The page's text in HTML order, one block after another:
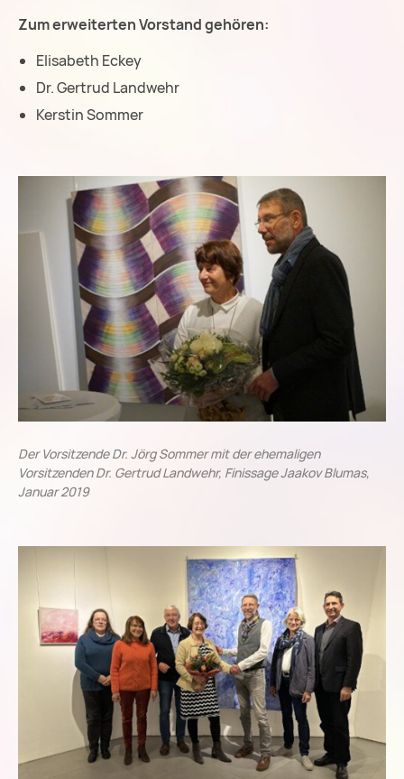
Zum erweiterten Vorstand gehören:
Elisabeth Eckey
Dr. Gertrud Landwehr
Kerstin Sommer
Der Vorsitzende Dr. Jörg Sommer mit der ehemaligen
Vorsitzenden Dr. Gertrud Landwehr, Finissage Jaakov Blumas,
Januar 2019